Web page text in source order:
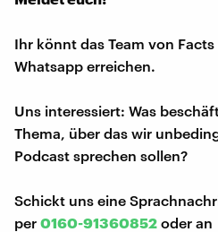
Ihr könnt das Team von
Whatsapp erreichen.
Uns interessiert: Was
Thema, über das wir
Podcast sprechen sollen?
Schickt uns eine
per 0160-91360852 oder an